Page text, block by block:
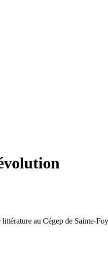
littérature au Cégep de Sainte-Foy